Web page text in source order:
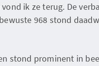
ik ze terug. De
968 stond
stond prominent in